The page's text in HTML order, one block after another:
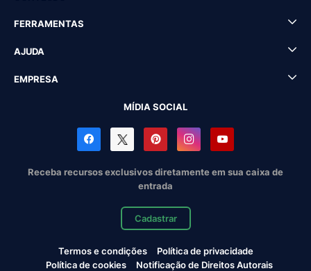
FERRAMENTAS
AJUDA
EMPRESA
MÍDIA SOCIAL
Receba recursos exclusivos diretamente em sua caixa de
entrada
Cadastrar
Termos e condições
Política de privacidade
Política de cookies
Notificação de Direitos Autorais